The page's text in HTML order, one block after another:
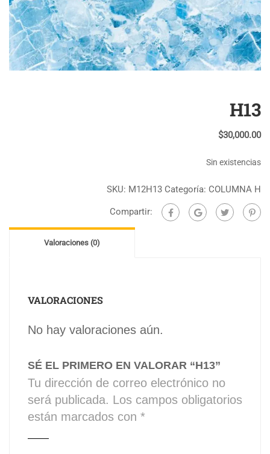
H13
$30,000.00
Sin existencias
SKU: M12H13 Categoría: COLUMNA H
Compartir:
Valoraciones (0)
VALORACIONES
No hay valoraciones aún.
SÉ EL PRIMERO EN VALORAR “H13”
Tu dirección de correo electrónico no
será publicada. Los campos obligatorios
están marcados con *